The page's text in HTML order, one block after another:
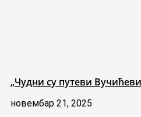
„Чудни су путеви
новембар 21, 2025